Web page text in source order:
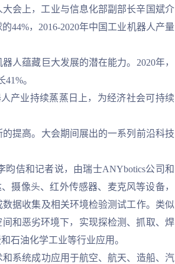
会上，工业与信息化部副部长辛国斌介
44%，2016-2020年中国工业机器人产量
蕴藏巨大发展的潜在能力。2020年，
。
产业持续蒸蒸日上，为经济社会可持续
提高。大会期间展出的一系列前沿科技
佶和记者说，由瑞士ANYbotics公司和
摄像头、红外传感器、麦克风等设备，
据收集及相关环境检验测试工作。类似
和恶劣环境下，实现探检测、抓取、焊
石油化学工业等行业应用。
系统成功应用于航空、航天、造船、汽